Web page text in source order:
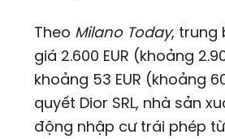
Theo Milano Today, trung
giá 2.600 EUR (khoảng
khoảng 53 EUR (khoảng
quyết Dior SRL, nhà sản
động nhập cư trái phép